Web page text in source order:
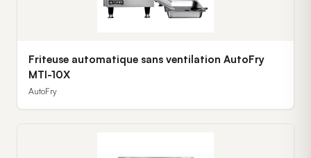
Friteuse automatique sans ventilation AutoFry
MTI-10X
AutoFry